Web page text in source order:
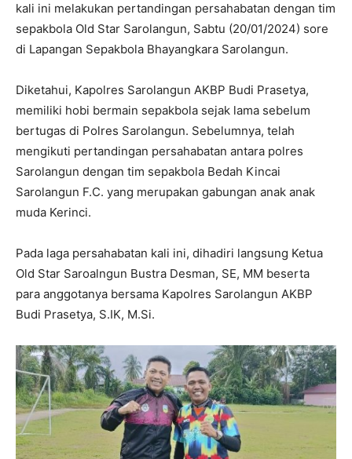
kali ini melakukan pertandingan persahabatan dengan tim
sepakbola Old Star Sarolangun, Sabtu (20/01/2024) sore
di Lapangan Sepakbola Bhayangkara Sarolangun.
Diketahui, Kapolres Sarolangun AKBP Budi Prasetya,
memiliki hobi bermain sepakbola sejak lama sebelum
bertugas di Polres Sarolangun. Sebelumnya, telah
mengikuti pertandingan persahabatan antara polres
Sarolangun dengan tim sepakbola Bedah Kincai
Sarolangun F.C. yang merupakan gabungan anak anak
muda Kerinci.
Pada laga persahabatan kali ini, dihadiri langsung Ketua
Old Star Saroalngun Bustra Desman, SE, MM beserta
para anggotanya bersama Kapolres Sarolangun AKBP
Budi Prasetya, S.IK, M.Si.